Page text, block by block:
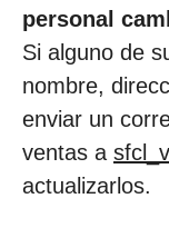
personal
Si alguno de
nombre,
enviar un
ventas a
actualizarlos.